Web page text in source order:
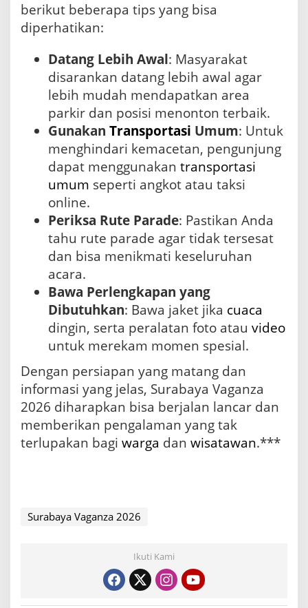
berikut beberapa tips yang bisa
diperhatikan:
Datang Lebih Awal: Masyarakat
disarankan datang lebih awal agar
lebih mudah mendapatkan area
parkir dan posisi menonton terbaik.
Gunakan Transportasi Umum: Untuk
menghindari kemacetan, pengunjung
dapat menggunakan transportasi
umum seperti angkot atau taksi
online.
Periksa Rute Parade: Pastikan Anda
tahu rute parade agar tidak tersesat
dan bisa menikmati keseluruhan
acara.
Bawa Perlengkapan yang
Dibutuhkan: Bawa jaket jika cuaca
dingin, serta peralatan foto atau video
untuk merekam momen spesial.
Dengan persiapan yang matang dan
informasi yang jelas, Surabaya Vaganza
2026 diharapkan bisa berjalan lancar dan
memberikan pengalaman yang tak
terlupakan bagi warga dan wisatawan.***
Surabaya Vaganza 2026
Ikuti Kami